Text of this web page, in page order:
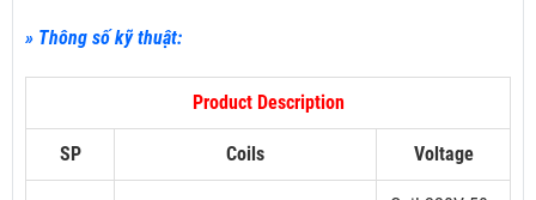
» Thông số kỹ thuật:
Product Description
SP Coils Voltage